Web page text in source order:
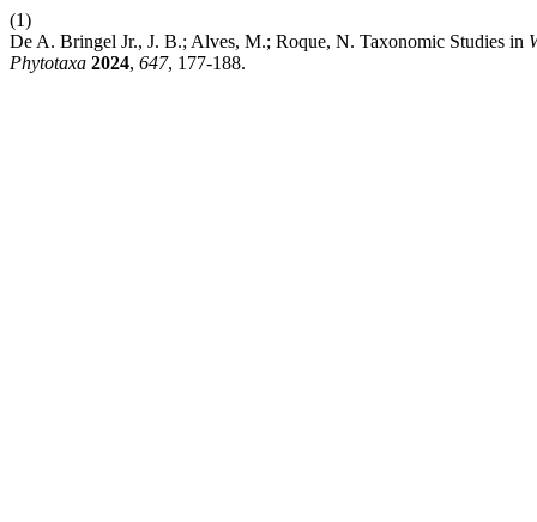
(1)
De A. Bringel Jr., J. B.; Alves, M.; Roque, N. Taxonomic Studies in
Phytotaxa 2024, 647, 177-188.